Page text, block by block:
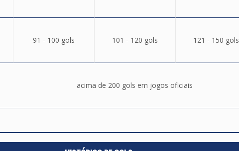
91 - 100 gols 101 - 120 gols 121 - 150 gols
acima de 200 gols em jogos oficiais